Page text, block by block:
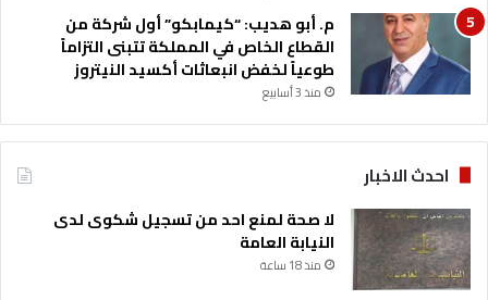
م. أبو هديب: “كيمابكو” أول شركة من
القطاع الخاص في المملكة تتبنى التزاماً
طوعياً لخفض انبعاثات أكسيد النيتروز
منذ 3 أسابيع
احدث الاخبار
لا صحة لمنع احد من تسجيل شكوى لدى
النيابة العامة
منذ 18 ساعة